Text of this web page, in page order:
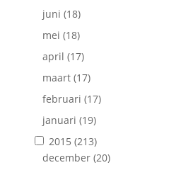
juni (18)
mei (18)
april (17)
maart(17)
februari (17)
januari (19)
2015 (213)
december(20)